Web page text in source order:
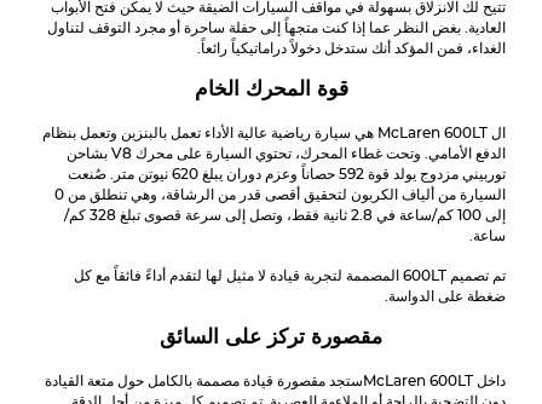
تتيح لك الانزلاق بسهولة في مواقف السيارات الضيقة حيث لا يمكن فتح الأبواب
العادية. بغض النظر عما إذا كنت متجهاً إلى حفلة ساحرة أو مجرد التوقف لتناول
الغداء، فمن المؤكد أنك ستدخل دخولاً دراماتيكياً رائعاً.
قوة المحرك الخام
ال McLaren 600LT هي سيارة رياضية عالية الأداء تعمل بالبنزين وتعمل بنظام
الدفع الأمامي. وتحت غطاء المحرك، تحتوي السيارة على محرك V8 بشاحن
توربيني مزدوج يولد قوة 592 حصاناً وعزم دوران يبلغ 620 نيوتن متر. صُنعت
السيارة من ألياف الكربون لتحقيق أقصى قدر من الرشاقة، وهي تنطلق من 0
إلى 100 كم/ساعة في 2.8 ثانية فقط، وتصل إلى سرعة قصوى تبلغ 328 كم/
ساعة.
تم تصميم 600LT المصممة لتجربة قيادة لا مثيل لها لتقدم أداءً فائقاً مع كل
ضغطة على الدواسة.
مقصورة تركز على السائق
داخل McLaren 600LT ستجد مقصورة قيادة مصممة بالكامل حول متعة القيادة